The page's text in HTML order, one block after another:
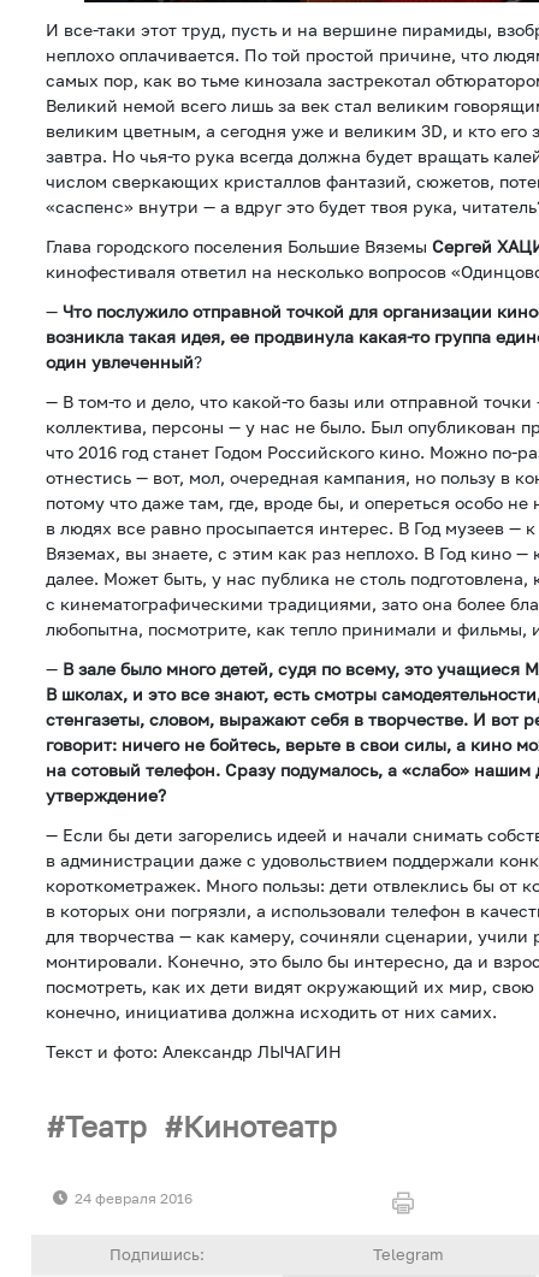
И все-таки этот труд, пусть и на вершине пирамиды,
неплохо оплачивается. По той простой причине, что
самых пор, как во тьме кинозала застрекотал
Великий немой всего лишь за век стал великим
великим цветным, а сегодня уже и великим 3D, и кто его
завтра. Но чья-то рука всегда должна будет вращать
числом сверкающих кристаллов фантазий, сюжетов,
«саспенс» внутри — а вдруг это будет твоя рука,
Глава городского поселения Большие Вяземы Сергей
кинофестиваля ответил на несколько вопросов
— Что послужило отправной точкой для организации
возникла такая идея, ее продвинула какая-то группа
один увлеченный?
— В том-то и дело, что какой-то базы или отправной
коллектива, персоны — у нас не было. Был опубликован
что 2016 год станет Годом Российского кино. Можно по-
отнестись — вот, мол, очередная кампания, но пользу в
потому что даже там, где, вроде бы, и опереться особо не
в людях все равно просыпается интерес. В Год музеев —
Вяземах, вы знаете, с этим как раз неплохо. В Год кино —
далее. Может быть, у нас публика не столь подготовлена,
с кинематографическими традициями, зато она более
любопытна, посмотрите, как тепло принимали и фильмы,
— В зале было много детей, судя по всему, это учащиеся
В школах, и это все знают, есть смотры
стенгазеты, словом, выражают себя в творчестве. И вот
говорит: ничего не бойтесь, верьте в свои силы, а кино
на сотовый телефон. Сразу подумалось, а «слабо» нашим
утверждение?
— Если бы дети загорелись идеей и начали снимать
в администрации даже с удовольствием поддержали
короткометражек. Много пользы: дети отвлеклись бы от
в которых они погрязли, а использовали телефон в
для творчества — как камеру, сочиняли сценарии, учили
монтировали. Конечно, это было бы интересно, да и
посмотреть, как их дети видят окружающий их мир,
конечно, инициатива должна исходить от них самих.
Текст и фото: Александр ЛЫЧАГИН
Театр Кинотеатр
24 февраля 2016